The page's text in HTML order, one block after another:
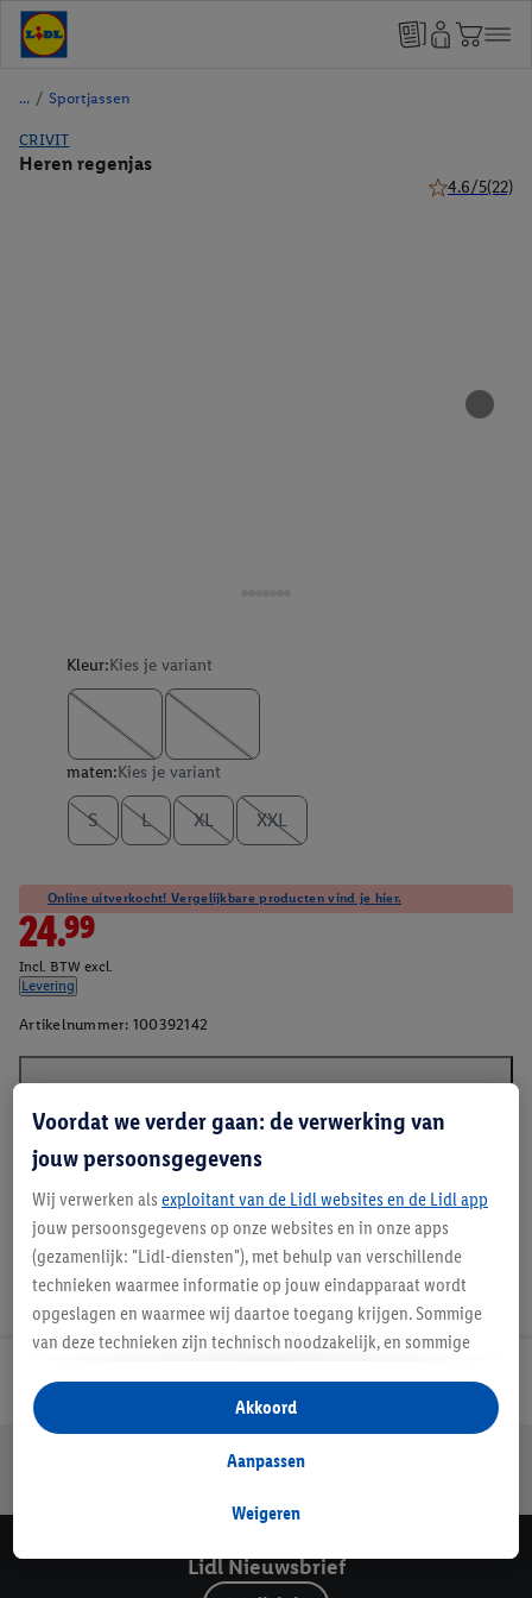
/ Sportjassen
CRIVIT
Heren regenjas
4.6/5(22)
Kleur:Kies je variant
maten:Kies je variant
S L XL XXL
Online uitverkocht! Vergelijkbare producten vind je hier.
24.99
Incl. BTW excl.
Levering
Artikelnummer: 100392142
Beschrijving
Lidl Nieuwsbrief
Jouw voordelen bij ons als Lidl webshop klant
Lidl Nieuwsbrief
Voordat we verder gaan: de verwerking van
jouw persoonsgegevens
Wij verwerken als exploitant van de Lidl websites en de Lidl app
jouw persoonsgegevens op onze websites en in onze apps
(gezamenlijk: "Lidl-diensten"), met behulp van verschillende
technieken waarmee informatie op jouw eindapparaat wordt
opgeslagen en waarmee wij daartoe toegang krijgen. Sommige
van deze technieken zijn technisch noodzakelijk, en sommige
opslaan van voorkeursinstellingen, het verzamelen en
analyseren van statistieken of voor het tonen van
gepersonaliseerde reclame binnen en buiten de Lidl-diensten.
gegevens over jouw aankoopgedrag in de winkel ook voor de
Als je hier toestemming geeft aan ons voor het personaliseren
Weigeren
Aanpassen
Akkoord